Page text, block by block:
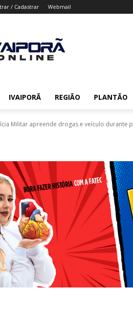
/ Cadastrar Webmail
IVAIPORÃ REGIÃO PLANTÃO
Militar apreende drogas e veículo durante